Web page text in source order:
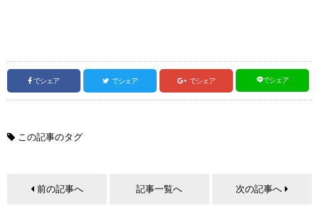
でシェア でシェア でシェア でシェア
この記事のタグ
前の記事へ 記事一覧へ 次の記事へ